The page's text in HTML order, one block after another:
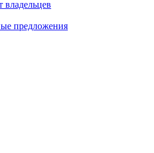
предложения